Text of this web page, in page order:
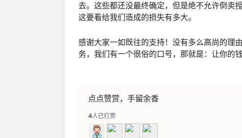
去。这些都还没最终确定，但是绝不允许倒卖
这要看给我们造成的损失有多大。
感谢大家一如既往的支持！没有多么高尚的理
务，我们有一个很俗的口号，那就是：让你的钱
点点赞赏，手留余香
4人已打赏